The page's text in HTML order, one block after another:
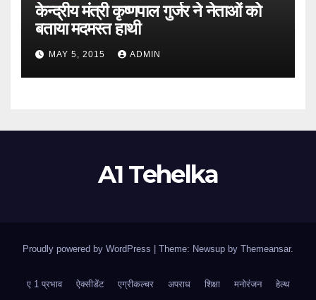
केन्द्रीय मंत्री कृष्णपाल गुर्जर ने नेताओं को
बताया मदमस्त हाथी
MAY 5, 2015 ADMIN
A1 Tehelka
Proudly powered by WordPress Theme: Newsup by Themeansar.
ए 1 प्रभाव ऐक्सीडेंट एग्रीकल्चर अपराध शिक्षा मनोरंजन हेल्थ